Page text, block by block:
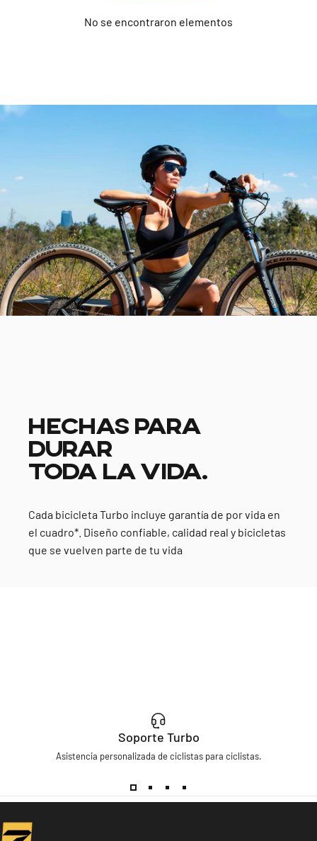
No se encontraron elementos
HECHAS PARA
DURAR
TODA LA VIDA.
Cada bicicleta Turbo incluye garantía de por vida en
el cuadro*. Diseño confiable, calidad real y bicicletas
que se vuelven parte de tu vida
Soporte Turbo
Asistencia personalizada de ciclistas para ciclistas.
Turbo Bicycles